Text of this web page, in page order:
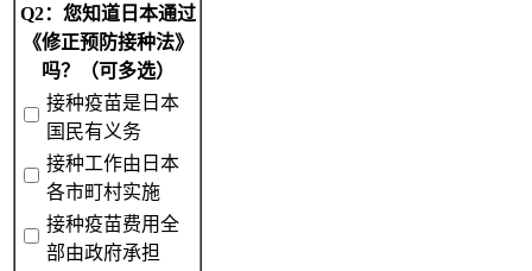
Q2：您知道日本通过
《修正预防接种法》
吗？（可多选）
接种疫苗是日本
国民有义务
接种工作由日本
各市町村实施
接种疫苗费用全
部由政府承担